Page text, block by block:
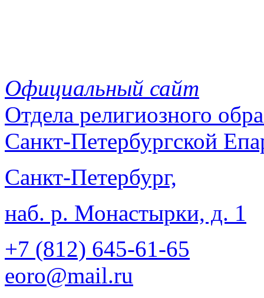
Официальный сайт
Отдела религиозного
Санкт-Петербургской
Санкт-Петербург,
наб. р. Монастырки, д. 1
+7 (812) 645-61-65
eoro@mail.ru